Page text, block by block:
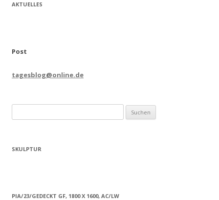
AKTUELLES
Post
tagesblog@online.de
nach:
SKULPTUR
PIA/23/GEDECKT GF, 1800 X 1600, AC/LW